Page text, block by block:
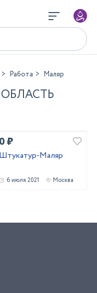
Работа Маляр
0 ₽
Штукатур-Маляр
6 июля 2021 Москва